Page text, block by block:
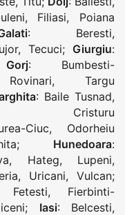
, Filiasi, Poiana
: Beresti,
,Tecuci; Giurgiu:
Gorj: Bumbesti-
Rovinari, Targu
: Baile Tusnad,
Cristuru
Ciuc, Odorheiu
; Hunedoara:
, Hateg, Lupeni,
, Uricani,Vulcan;
Fetesti, Fierbinti-
; Iasi: Belcesti,